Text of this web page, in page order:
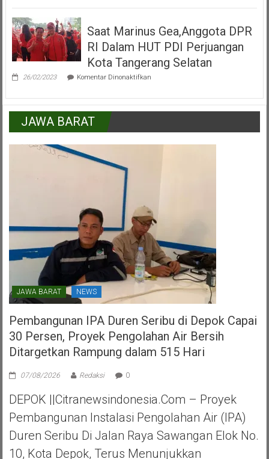
:
Kecamatan
Pamulang
Peran
Lapisan
Masyarakat
Saat Marinus Gea,Anggota DPR
RI Dalam HUT PDI Perjuangan
Kota Tangerang Selatan
26/02/2023 Komentar Dinonaktifkanpada
Gea,Anggota
DPR
Dalam
JAWA BARAT
JAWA BARAT NEWS
Pembangunan IPA Duren Seribu di Depok Capai
30 Persen, Proyek Pengolahan Air Bersih
Ditargetkan Rampung dalam 515 Hari
07/08/2026 Redaksi 0
DEPOK ||Citranewsindonesia.com – Proyek
Pembangunan Instalasi Pengolahan Air (IPA)
Duren Seribu Di Jalan Raya Sawangan Elok No.
10, Kota Depok, Terus Menunjukkan